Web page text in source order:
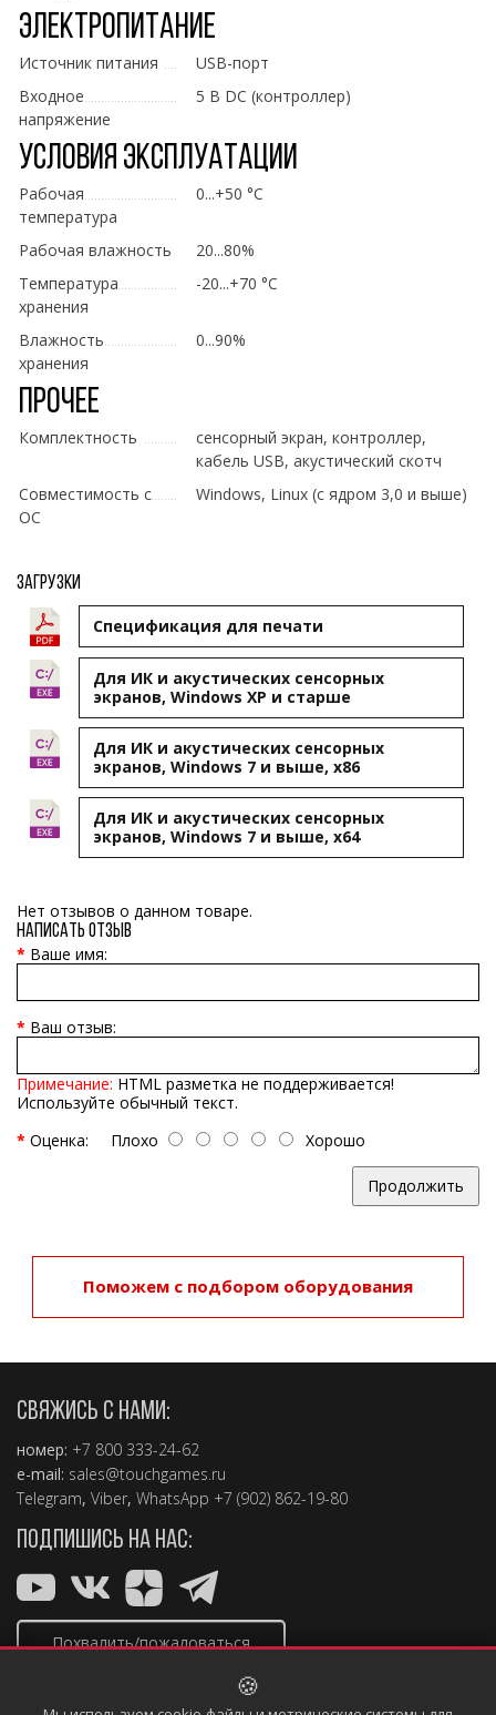
Электропитание
Источник питания
USB-порт
Входное
напряжение
5 В DC (контроллер)
Условия эксплуатации
Рабочая
температура
0...+50 °C
Рабочая влажность
20...80%
Температура
хранения
-20...+70 °C
Влажность
хранения
0...90%
Прочее
Комплектность
сенсорный экран, контроллер,
кабель USB, акустический скотч
Совместимость с
ОС
Windows, Linux (с ядром 3,0 и выше)
Загрузки
Cпецификация для печати
Для ИК и акустических сенсорных
экранов, Windows XP и старше
Для ИК и акустических сенсорных
экранов, Windows 7 и выше, x86
Для ИК и акустических сенсорных
экранов, Windows 7 и выше, x64
Нет отзывов о данном товаре.
Написать отзыв
Ваше имя:
Ваш отзыв:
Примечание: HTML разметка не поддерживается!
Используйте обычный текст.
Оценка: Плохо Хорошо
Продолжить
Поможем с подбором оборудования
СВЯЖИСЬ С НАМИ:
номер: +7 800 333-24-62
e-mail: sales@touchgames.ru
Telegram, Viber, WhatsApp +7 (902) 862-19-80
ПОДПИШИСЬ НА НАС:
Похвалить/пожаловаться
🍪